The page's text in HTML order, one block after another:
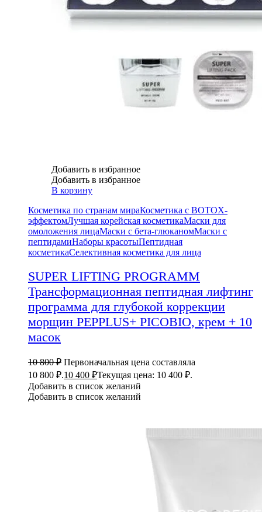
Добавить в избранное
Добавить в избранное
В корзину
Косметика по странам мираКосметика с BOTOX-
эффектомЛучшая корейская косметикаМаски для
омоложения лицаМаски с бета-глюканомМаски с
пептидамиНаборы красотыПептидная
косметикаСелективная косметика для лица
SUPER LIFTING PROGRAMM
Трансформационная пептидная лифтинг
программа для глубокой коррекции
морщин PEPPLUS+ PICOBIO, крем + 10
масок
10 800₽ Первоначальная цена составляла
10 800 ₽.10 400 ₽Текущая цена: 10 400 ₽.
Добавить в список желаний
Добавить в список желаний